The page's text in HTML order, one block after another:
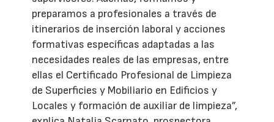
preparamos a profesionales a través de
itinerarios de inserción laboral y acciones
formativas específicas adaptadas a las
necesidades reales de las empresas, entre
ellas el Certificado Profesional de Limpieza
de Superficies y Mobiliario en Edificios y
Locales y formación de auxiliar de limpieza”,